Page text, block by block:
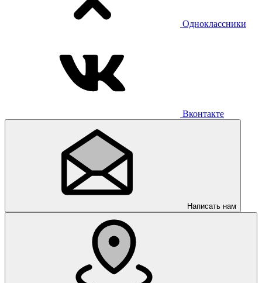
Одноклассники
Вконтакте
Написать нам